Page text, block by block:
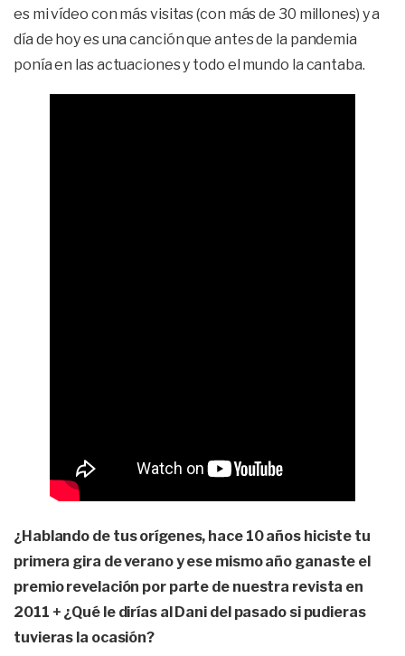
es mi vídeo con más visitas (con más de 30 millones) y a
día de hoy es una canción que antes de la pandemia
ponía en las actuaciones y todo el mundo la cantaba.
¿Hablando de tus orígenes, hace 10 años hiciste tu
primera gira de verano y ese mismo año ganaste el
premio revelación por parte de nuestra revista en
2011 + ¿Qué le dirías al Dani del pasado si pudieras
tuvieras la ocasión?